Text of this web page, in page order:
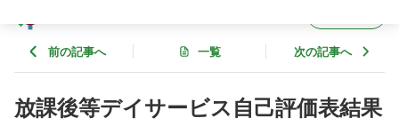
前の記事へ 一覧 次の記事へ
放課後等デイサービス自己評価表結果